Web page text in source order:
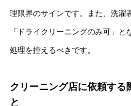
理限界のサインです。また、洗濯
「ドライクリーニングのみ可」と
処理を控えるべきです。
クリーニング店に依頼する
と